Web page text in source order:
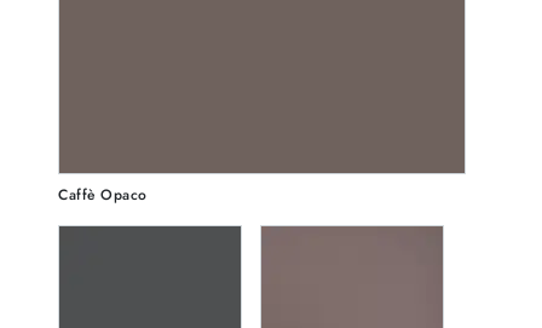
Caffè Opaco